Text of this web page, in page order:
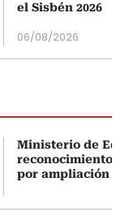
el Sisbén 2026
06/08/2026
Ministerio de
reconocimiento
por ampliación